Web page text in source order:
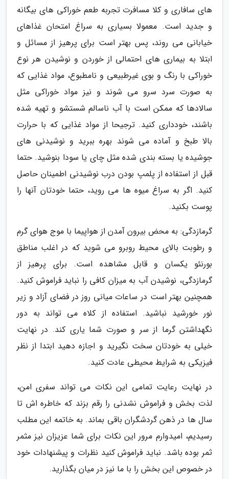
های سافاری و کلا مسافرت تجربه طعم خوراکی های بیگانه
و جدید است. معمولا بسیاری به سراغ امتحان غذاهای
خیابانی می روند، پس بهتر است برای پرهیز از مسائل و
ابتلا به بیماری های احتمالی از خوردن و نوشیدن هر نوع
خوراکی با رنگ و بوی غیرطبیعی و نامطبوع، مواد غذایی که
به صورت سرد سرو می شوند و نیز مواد خوراکی مثل
سالادها که ممکن است با آب ناسالم شستشو و تهیه شده
باشند، خودداری کنید. ترجیحا از مواد غذایی که با حرارت
بالا طبخ و آماده می شوند بهره ببرید و نوشیدنی های
جوشیده یا بسته بندی شده مثل چای یا سودا بنوشید. حتما
قبل از استفاده از پلمپ بودن درب نوشیدنی اطمینان حاصل
کنید. اگر به سراغ میوه ها می روید، حتما خودتان آنها را
پوست بکنید.
گرمازدگی: به محض بیرون آمدن از هواپیما با موج هوای گرم
و رطوبت بالای محیط روبرو می شوید که در اغلب مناطق
بورنئو یکسان و قابل مشاهده است. برای پرهیز از
گرمازدگی، نوشیدن آب به میزان کافی را نباید فراموش کنید.
همچنین بهتر است در ساعات میانی روز در فضای آزاد و زیر
نور خورشید نباشید. استفاده از کلاه می تواند به دور
نگهداشتن گرما از سر و صورت شما یاری کند. در نهایت
خیلی به خودتان سخت نگیرید و اجازه دهید ابتدا از نظر
فیزیکی به شرایط محیطی عادت کنید.
در نهایت رعایت تمامی این نکات می تواند سفری امن،
لذت بخش و فراموش نشدنی را رقم بزند که خاطره اش تا
سال ها در ذهن گردشگران باقی بماند. به خاتمه این مطلب
رسیدیم، امیدوارم مرور این نکات برای شما عزیزان نیز مثمر
ثمر بوده باشد. نباید فراموش کنید نظرات و پیشنهادات خود
در خصوص این بخش را با ما نیز در میان بگذارید.